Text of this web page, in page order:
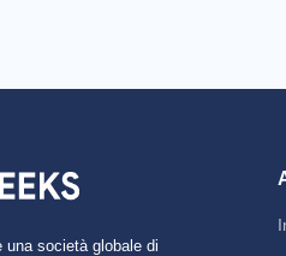
una società globale di